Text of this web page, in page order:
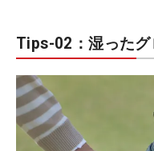
Tips-02：湿ったグ